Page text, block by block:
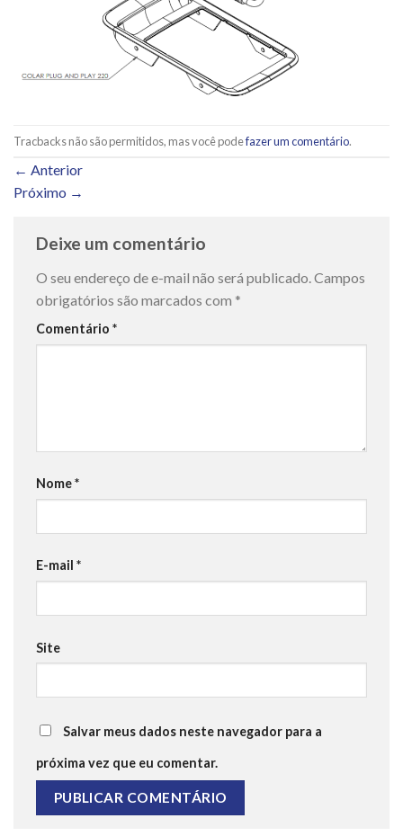
Tracbacks não são permitidos, mas você podefazer um comentário.
← Anterior
Próximo →
Deixe um comentário
O seu endereço de e-mail não será publicado.Campos
obrigatórios são marcados com *
Comentário *
Nome*
E-mail *
Site
Salvar meus dados neste navegador para a
próxima vez que eu comentar.